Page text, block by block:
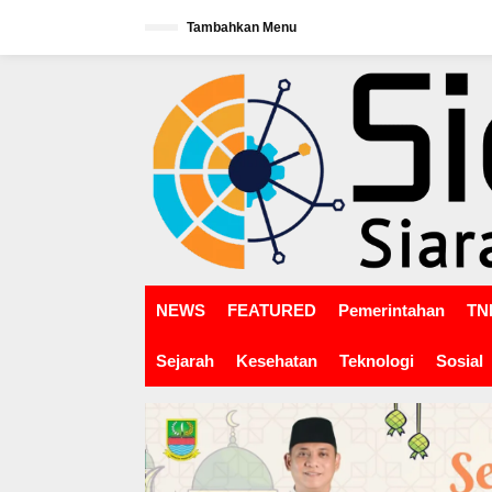
w
Tambahkan Menu
NEWS FEATURED Pemerintahan
Sejarah Kesehatan Teknologi Sosial